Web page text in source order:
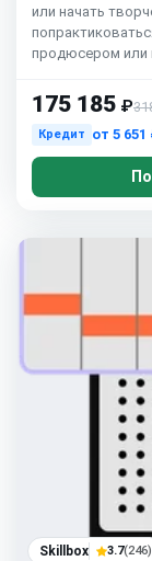
или начать
продюсером или
175 185 ₽
Кредит
от 5
Skillbox 3.7(246)